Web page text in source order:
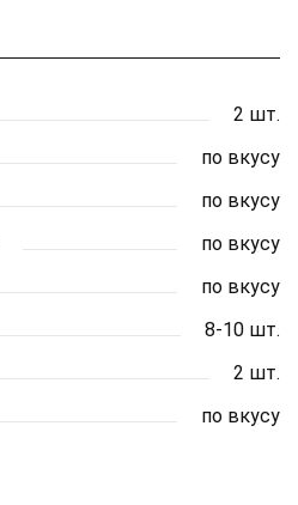
2 шт.
по вкусу
по вкусу
по вкусу
по вкусу
8-10 шт.
2 шт.
по вкусу